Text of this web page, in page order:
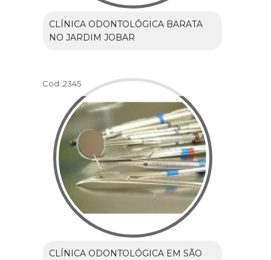
CLÍNICA ODONTOLÓGICA BARATA
NO JARDIM JOBAR
Cod.:2345
CLÍNICA ODONTOLÓGICA EM SÃO